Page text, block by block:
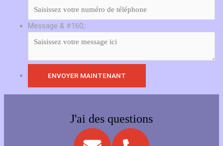
Message & #160;:
J'ai des questions